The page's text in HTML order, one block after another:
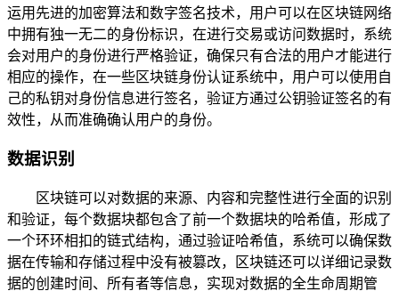
运用先进的加密算法和数字签名技术，用户可以在区块链网络
中拥有独一无二的身份标识，在进行交易或访问数据时，系统
会对用户的身份进行严格验证，确保只有合法的用户才能进行
相应的操作，在一些区块链身份认证系统中，用户可以使用自
己的私钥对身份信息进行签名，验证方通过公钥验证签名的有
效性，从而准确确认用户的身份。
数据识别
区块链可以对数据的来源、内容和完整性进行全面的识别
和验证，每个数据块都包含了前一个数据块的哈希值，形成了
一个环环相扣的链式结构，通过验证哈希值，系统可以确保数
据在传输和存储过程中没有被篡改，区块链还可以详细记录数
据的创建时间、所有者等信息，实现对数据的全生命周期管